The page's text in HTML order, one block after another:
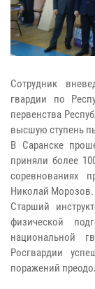
Сотрудник
гвардии по
первенства
высшую ступень
В Саранске
приняли более
соревнованиях
Николай Морозов.
Старший
физической
национальной
Росгвардии
поражений